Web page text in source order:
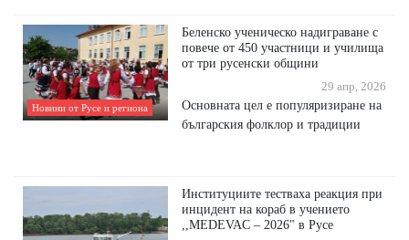
Новини от Русе и региона
Беленско ученическо надиграване с
повече от 450 участници и училища
от три русенски общини
29 апр, 2026
Основната цел е популяризиране на
българския фолклор и традиции
Институциите тестваха реакция при
инцидент на кораб в учението
,,MEDEVAC – 2026" в Русе